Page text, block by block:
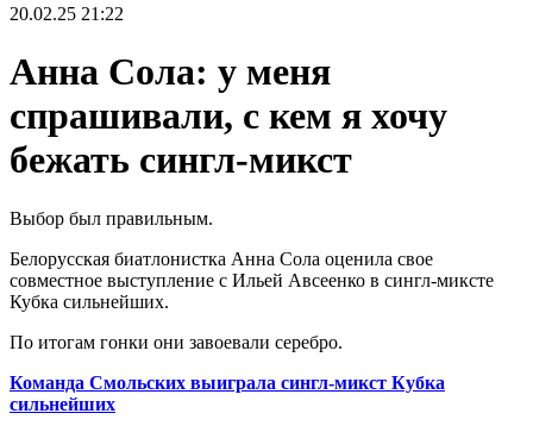
20.02.25 21:22
Анна Сола: у меня
спрашивали, с кем я хочу
бежать сингл-микст
Выбор был правильным.
Белорусская биатлонистка Анна Сола оценила свое
совместное выступление с Ильей Авсеенко в сингл-миксте
Кубка сильнейших.
По итогам гонки они завоевали серебро.
Команда Смольских выиграла сингл-микст Кубка
сильнейших